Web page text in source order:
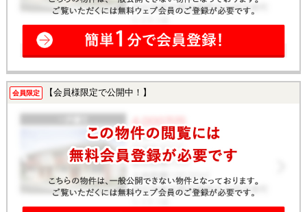
会員限定 【会員様限定で公開中！】